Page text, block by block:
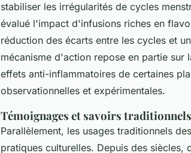
stabiliser les irrégularités de cycles
évalué l'impact d'infusions riches en
réduction des écarts entre les cycles et
mécanisme d'action repose en partie sur
effets anti-inflammatoires de certaines
observationnelles et expérimentales.
Témoignages et savoirs
Parallèlement, les usages traditionnels
pratiques culturelles. Depuis des siècles,